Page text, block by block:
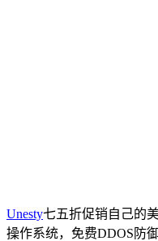
Unesty七五折促销自己的
操作系统，免费DDOS防